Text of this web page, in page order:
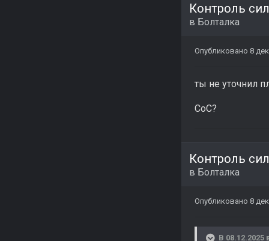
Контроль
в Болталка
Опубликовано 8
ты не уточнил
CoC?
Контроль
в Болталка
Опубликовано 8
В 08.12.2025